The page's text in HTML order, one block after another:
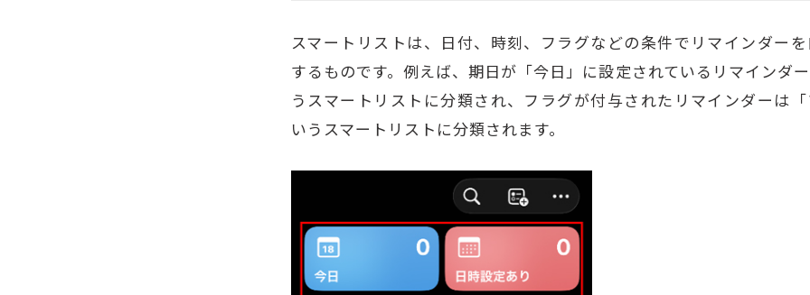
スマートリストは、日付、時刻、フラグなどの条件でリマインダー
するものです。例えば、期日が「今日」に設定されているリマインダ
うスマートリストに分類され、フラグが付与されたリマインダーは
いうスマートリストに分類されます。